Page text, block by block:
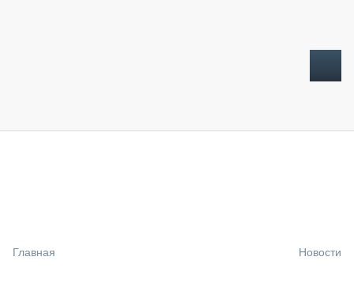
Главная Новости